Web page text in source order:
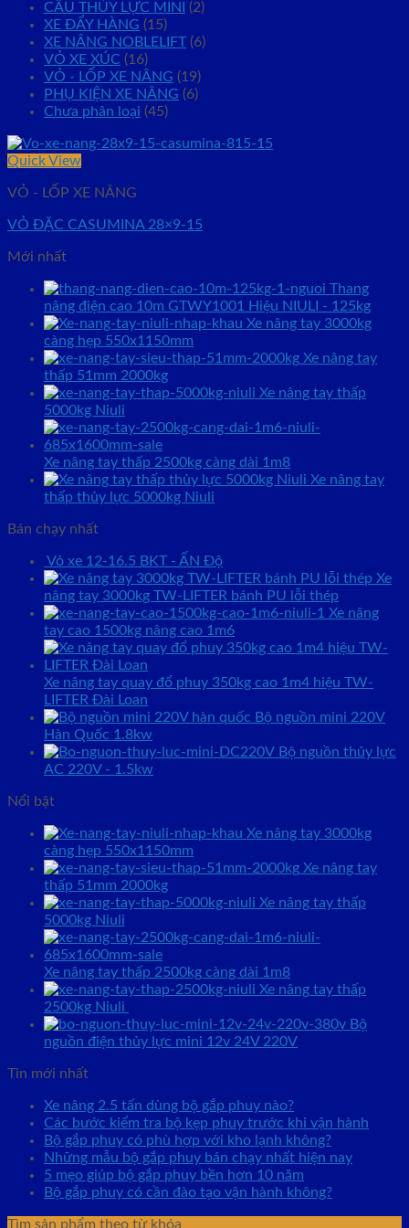
CẨU THỦY LỰC MINI
(2)
XE ĐẨY HÀNG (15)
XE NÂNG NOBLELIFT (6)
VỎ XE XÚC (16)
VỎ - LỐP XE NÂNG (19)
PHỤ KIỆN XE NÂNG (6)
Chưa phân loại (45)
Quick View
VỎ - LỐP XE NÂNG
VỎ ĐẶC CASUMINA 28×9-15
Mới nhất
Thang
nâng điện cao 10m GTWY1001 Hiệu NIULI - 125kg
Xe nâng tay 3000kg
càng hẹp 550x1150mm
Xe nâng tay
thấp 51mm 2000kg
Xe nâng tay thấp
5000kg Niuli
Xe nâng tay thấp 2500kg càng dài 1m8
Xe nâng tay
thấp thủy lực 5000kg Niuli
Bán chạy nhất
Vỏ xe 12-16.5 BKT - ẤN Độ
Xe
nâng tay 3000kg TW-LIFTER bánh PU lỗi thép
Xe nâng
tay cao 1500kg nâng cao 1m6
Xe nâng tay quay đổ phuy 350kg cao 1m4 hiệu TW-
LIFTER Đài Loan
Bộ nguồn mini 220V
Hàn Quốc 1.8kw
Bộ nguồn thủy lực
AC 220V - 1.5kw
Nổi bật
Xe nâng tay 3000kg
càng hẹp 550x1150mm
Xe nâng tay
thấp 51mm 2000kg
Xe nâng tay thấp
5000kg Niuli
Xe nâng tay thấp 2500kg càng dài 1m8
Xe nâng tay thấp
2500kg Niuli
Bộ
nguồn điện thủy lực mini 12v 24V 220V
Tin mới nhất
Xe nâng 2.5 tấn dùng bộ gắp phuy nào?
Các bước kiểm tra bộ kẹp phuy trước khi vận hành
Bộ gắp phuy có phù hợp với kho lạnh không?
Những mẫu bộ gắp phuy bán chạy nhất hiện nay
5 mẹo giúp bộ gắp phuy bền hơn 10 năm
Bộ gắp phuy có cần đào tạo vận hành không?
Tìm sản phẩm theo từ khóa